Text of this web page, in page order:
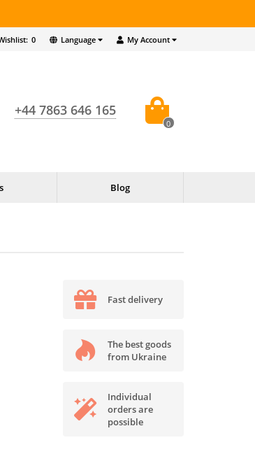
My Account
Language
0
+44 7863 646 165
0
Blog
Fast delivery
The best goods
from Ukraine
Individual
orders are
possible